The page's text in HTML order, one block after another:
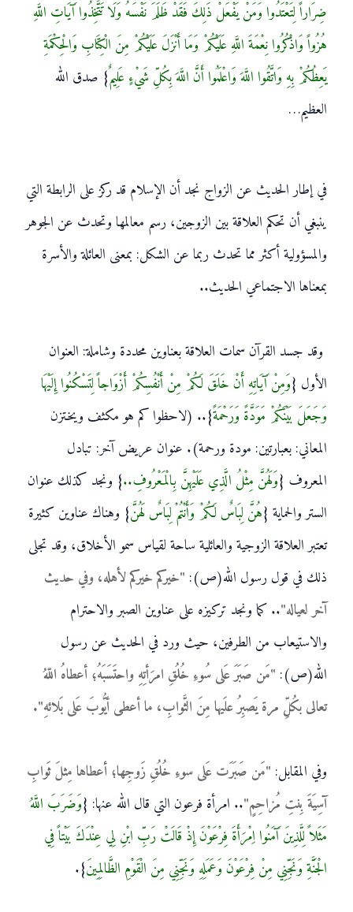
ضِرَاراً لِتَعْتَدُوا وَمَنْ يَفْعَلْ ذَلِكَ فَقَدْ ظَلَمَ نَفْسَهُ وَلَا تَتَّخِذُوا آَيَاتِ اللَّهِ
هُزُواً وَاذْكُرُوا نِعْمَةَ اللَّهِ عَلَيْكُمْ وَمَا أَنْزَلَ عَلَيْكُمْ مِنَ الْكِتَابِ وَالْحِكْمَةِ
يَعِظُكُمْ بِهِ وَاتَّقُوا اللَّهَ وَاعْلَمُوا أَنَّ اللَّهَ بِكُلِّ شَيْءٍ عَلِيمٌ} صدق الله
العظيم…
في إطار الحديث عن الزواج نجد أن الإسلام قد ركز على الرابطة التي
ينبغي أن تحكم العلاقة بين الزوجين، رسم معالمها وتحدث عن الجوهر
والمسؤولية أكثر مما تحدث ربما عن الشكل: بمعنى العائلة والأسرة
بمعناها الاجتماعي الحديث..
وقد جسد القرآن سمات العلاقة بعناوين محددة وشاملة: العنوان
الأول {وَمِنْ آَيَاتِهِ أَنْ خَلَقَ لَكُمْ مِنْ أَنْفُسِكُمْ أَزْوَاجاً لِتَسْكُنُوا إِلَيْهَا
وَجَعَلَ بَيْنَكُمْ مَوَدَّةً وَرَحْمَةً}.. (لاحظوا كم هو مكثف ويختزن
المعاني: بعبارتين: مودة ورحمة). عنوان عريض آخر: تبادل
المعروف {وَلَهُنَّ مِثْلُ الَّذِي عَلَيْهِنَّ بِالْمَعْرُوفِ..} ونجد كذلك عنوان
الستر والحماية {هُنَّ لِبَاسٌ لَكُمْ وَأَنْتُمْ لِبَاسٌ لَهُنَّ} وهناك عناوين كثيرة
تعتبر العلاقة الزوجية والعائلية ساحة لقياس سمو الأخلاق، وقد تجلى
ذلك في قول رسول الله(ص): "خيركم خيركم لأهله، وفي حديث
آخر لعياله".. كما ونجد تركيزه على عناوين الصبر والاحترام
والاستيعاب من الطرفين، حيث ورد في الحديث عن رسول
الله(ص): "مَن صَبَرَ عَلى سُوءِ خُلُقِ امرَأتِهِ واحتَسَبَهُ؛ أعطاهُ اللّه‏ُ
تعالى بكُلِّ مرة يَصبِرُ علَيها مِنَ الثَّوابِ، ما أعطى أيُّوبَ عَلى بَلائهِ".
وفي المقابل: "مَن صَبَرَت عَلى سوءِ خُلُقِ زَوجِها؛ أعطاها مِثلَ ثَوابِ
آسِيَةَ بِنتِ مُزاحِمٍ".. امرأة فرعون التي قال الله عنها: {وَضَرَبَ اللَّهُ
مَثَلاً لِلَّذِينَ آَمَنُوا اِمْرَأَةَ فِرْعَوْنَ إِذْ قَالَتْ رَبِّ ابْنِ لِي عِنْدَكَ بَيْتاً فِي
الْجَنَّةِ وَنَجِّنِي مِنْ فِرْعَوْنَ وَعَمَلِهِ وَنَجِّنِي مِنَ الْقَوْمِ الظَّالِمِينَ}.